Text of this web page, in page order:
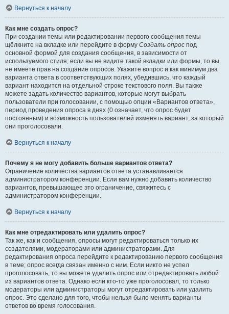
Вернуться к началу
Как мне создать опрос?
При создании темы или редактировании первого сообщения темы
щёлкните на вкладке или перейдите в форму Создать опрос под
основной формой для создания сообщения, в зависимости от
используемого стиля; если вы не видите такой вкладки или формы, то вы
не имеете прав на создание опросов. Укажите вопрос и как минимум два
варианта ответа в соответствующих полях, убедившись, что каждый
вариант находится на отдельной строке текстового поля. Вы также
можете задать количество вариантов, которые могут выбрать
пользователи при голосовании, с помощью опции «Вариантов ответа»,
период проведения опроса в днях (0 означает, что опрос будет
постоянным) и возможность пользователей изменять вариант, за который
они проголосовали.
Вернуться к началу
Почему я не могу добавить больше вариантов ответа?
Ограничение количества вариантов ответа устанавливается
администратором конференции. Если вам нужно добавить количество
вариантов, превышающее это ограничение, свяжитесь с
администратором конференции.
Вернуться к началу
Как мне отредактировать или удалить опрос?
Так же, как и сообщения, опросы могут редактироваться только их
создателями, модераторами или администраторами. Для
редактирования опроса перейдите к редактированию первого сообщения
в теме; опрос всегда связан именно с ним. Если никто не успел
проголосовать, то вы можете удалить опрос или отредактировать любой
из вариантов ответа. Однако если кто-то уже проголосовал, то только
модераторы или администраторы могут отредактировать или удалить
опрос. Это сделано для того, чтобы нельзя было менять варианты
ответов во время голосования.